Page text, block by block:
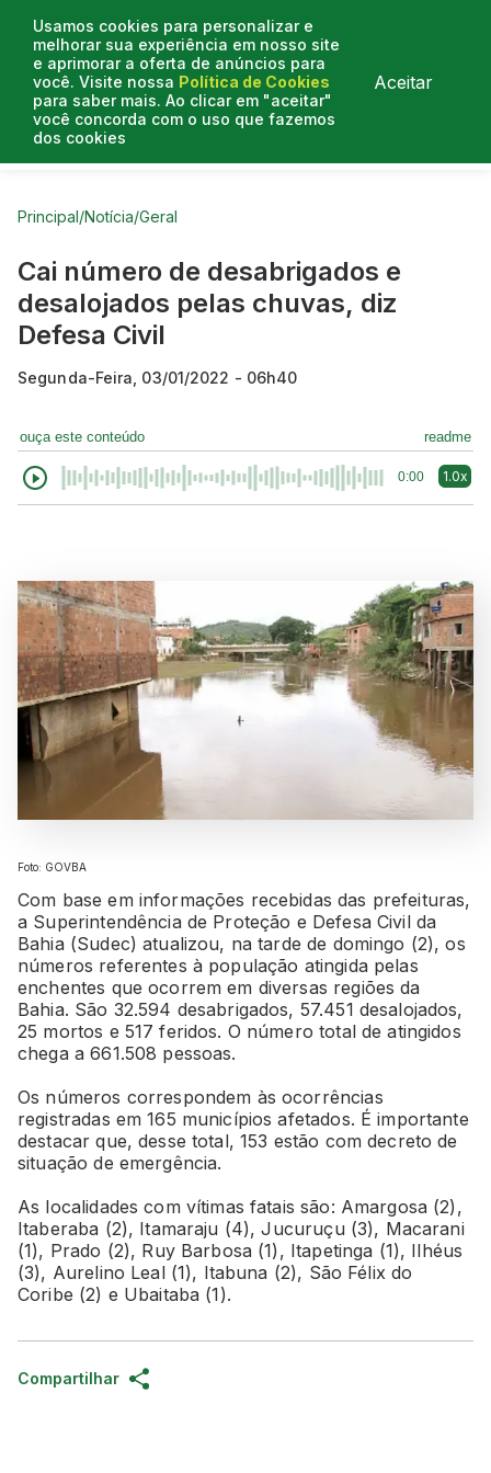
Usamos cookies para personalizar e
melhorar sua experiência em nosso site
e aprimorar a oferta de anúncios para
você. Visite nossa Política de Cookies
para saber mais. Ao clicar em "aceitar"
você concorda com o uso que fazemos
dos cookies
Aceitar
Curtas do Poder
Principal/Notícia/Geral
Cai número de desabrigados e
desalojados pelas chuvas, diz
Defesa Civil
Segunda-Feira, 03/01/2022 - 06h40
ouça este conteúdo readme
0:00 1.0x
Foto: GOVBA
Com base em informações recebidas das prefeituras,
a Superintendência de Proteção e Defesa Civil da
Bahia (Sudec) atualizou, na tarde de domingo (2), os
números referentes à população atingida pelas
enchentes que ocorrem em diversas regiões da
Bahia. São 32.594 desabrigados, 57.451 desalojados,
25 mortos e 517 feridos. O número total de atingidos
chega a 661.508 pessoas.
Os números correspondem às ocorrências
registradas em 165 municípios afetados. É importante
destacar que, desse total, 153 estão com decreto de
situação de emergência.
As localidades com vítimas fatais são: Amargosa (2),
Itaberaba (2), Itamaraju (4), Jucuruçu (3), Macarani
(1), Prado (2), Ruy Barbosa (1), Itapetinga (1), Ilhéus
(3), Aurelino Leal (1), Itabuna (2), São Félix do
Coribe (2) e Ubaitaba (1).
Compartilhar